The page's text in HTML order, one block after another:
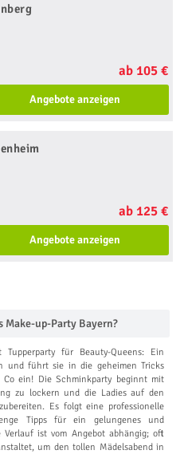
ab 105 €
Angebote anzeigen
ab 125 €
Angebote anzeigen
Make-up-Party Bayern?
für Beauty-Queens: Ein
und führt sie in die geheimen Tricks
ein! Die Schminkparty beginnt mit
zu lockern und die Ladies auf den
Es folgt eine professionelle
Tipps für ein gelungenes und
ist vom Angebot abhängig; oft
um den tollen Mädelsabend in